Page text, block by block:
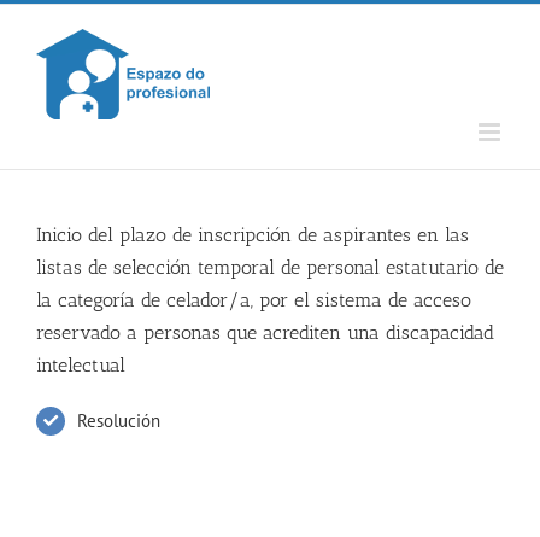
Skip
content
Inicio del plazo de inscripción de aspirantes en las
listas de selección temporal de personal estatutario de
la categoría de celador/a, por el sistema de acceso
reservado a personas que acrediten una discapacidad
intelectual
Resolución